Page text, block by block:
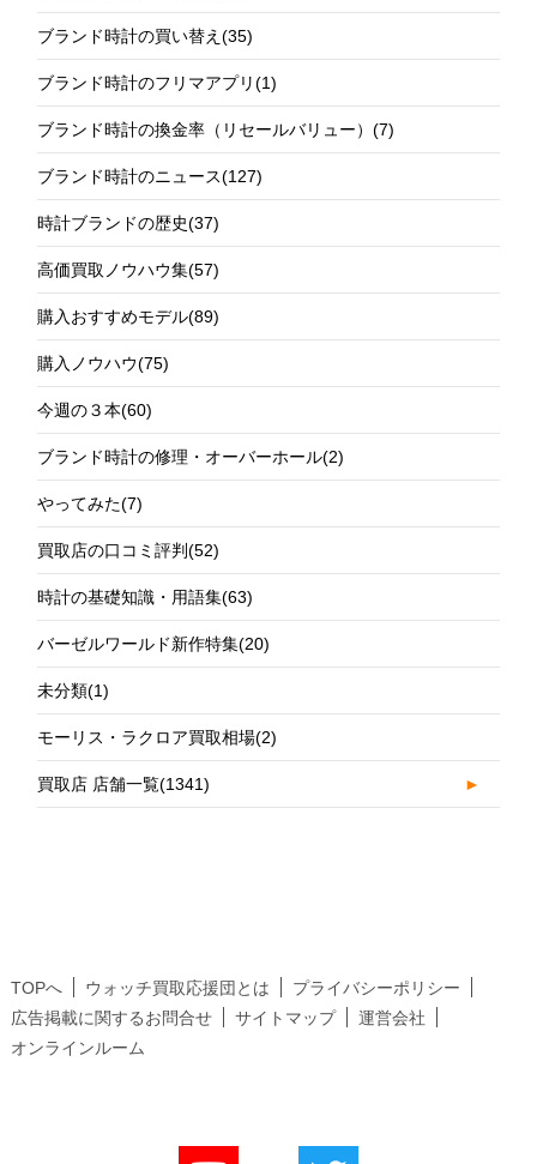
ブランド時計の買い替え(35)
ブランド時計のフリマアプリ(1)
ブランド時計の換金率（リセールバリュー）(7)
ブランド時計のニュース(127)
時計ブランドの歴史(37)
高価買取ノウハウ集(57)
購入おすすめモデル(89)
購入ノウハウ(75)
今週の３本(60)
ブランド時計の修理・オーバーホール(2)
やってみた(7)
買取店の口コミ評判(52)
時計の基礎知識・用語集(63)
バーゼルワールド新作特集(20)
未分類(1)
モーリス・ラクロア買取相場(2)
買取店 店舗一覧(1341) ►
TOPへ ウォッチ買取応援団とは
プライバシーポリシー
広告掲載に関するお問合せ
サイトマップ
運営会社
オンラインルーム